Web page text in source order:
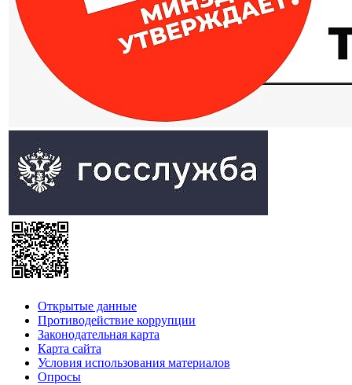
Открытые данные
Противодействие коррупции
Законодательная карта
Карта сайта
Условия использования материалов
Опросы